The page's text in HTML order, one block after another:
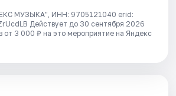
МУЗЫКА", ИНН: 9705121040 erid:
Действует до 30 сентября 2026
от 3 000 ₽ на это мероприятие на Яндекс